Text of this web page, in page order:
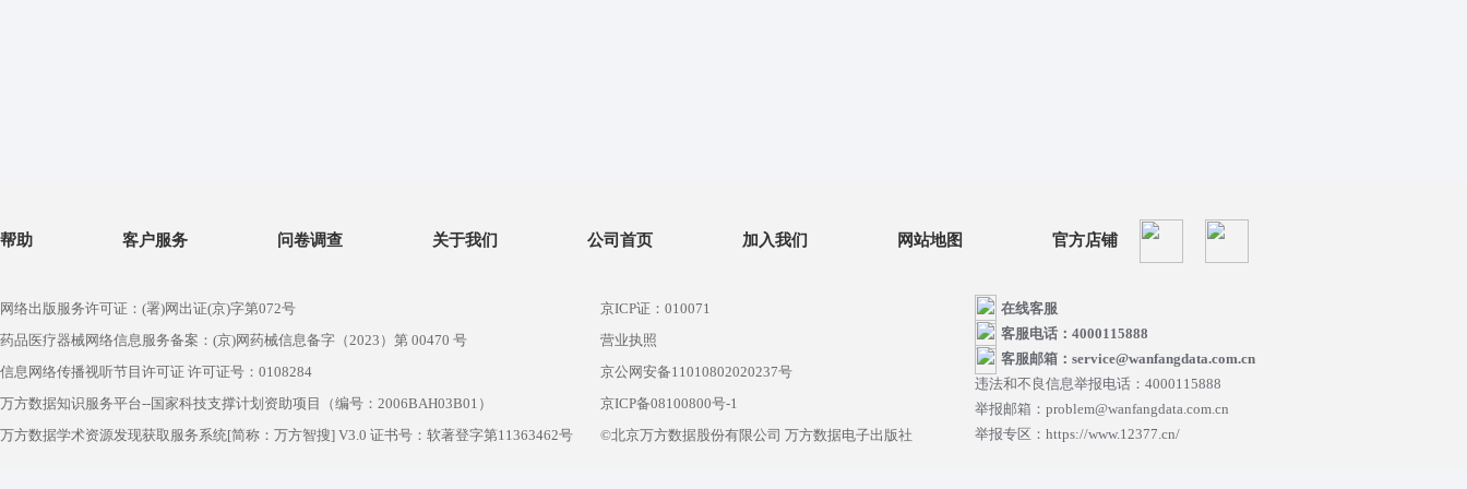
帮助 客户服务 问卷调查 关于我们 公司首页 加入我们 网站地图 官方店铺
网络出版服务许可证：(署)网出证(京)字第072号
药品医疗器械网络信息服务备案：(京)网药械信息备字（2023）第 00470 号
信息网络传播视听节目许可证 许可证号：0108284
万方数据知识服务平台--国家科技支撑计划资助项目（编号：2006BAH03B01）
万方数据学术资源发现获取服务系统[简称：万方智搜] V3.0 证书号：软著登字第11363462号
京ICP证：010071
营业执照
京公网安备11010802020237号
京ICP备08100800号-1
©北京万方数据股份有限公司 万方数据电子出版社
在线客服
客服电话：4000115888
客服邮箱：service@wanfangdata.com.cn
违法和不良信息举报电话：4000115888
举报邮箱：problem@wanfangdata.com.cn
举报专区：https://www.12377.cn/